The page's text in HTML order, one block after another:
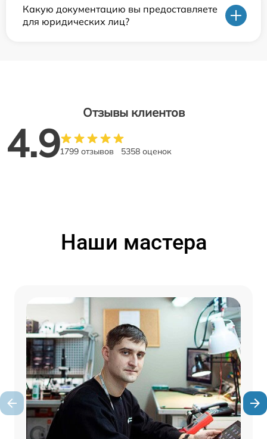
Какую документацию вы предоставляете
для юридических лиц?
Отзывы клиентов
4.91799 отзывов 5358 оценок
Наши мастера